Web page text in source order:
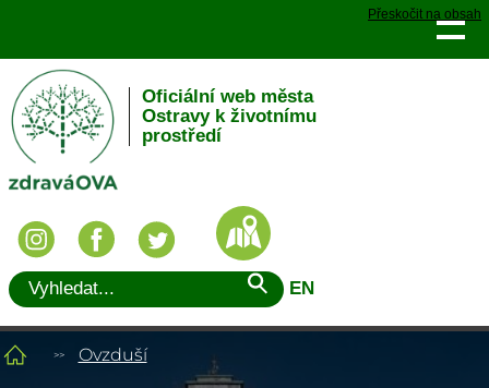
Přeskočit na obsah
Oficiální web města
Ostravy k životnímu
prostředí
EN
Ovzduší